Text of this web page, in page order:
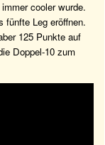
cooler wurde.
fünfte Leg eröffnen.
125 Punkte auf
Doppel-10 zum